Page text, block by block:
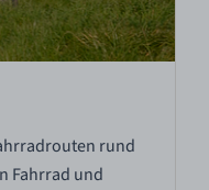
rund
Fahrrad und